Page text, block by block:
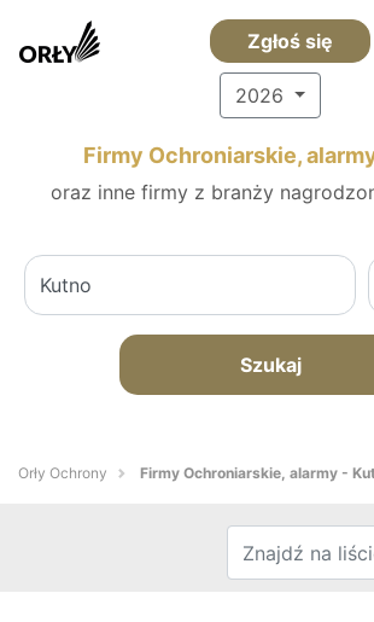
Zgłoś się
2026
Firmy Ochroniarskie,
oraz inne firmy z branży
Szukaj
Orły Ochrony Firmy Ochroniarskie, alarmy -